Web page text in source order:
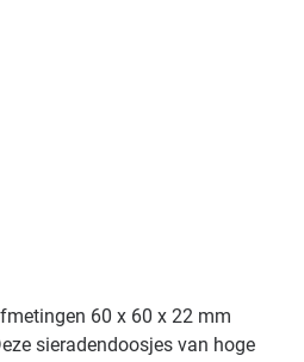
60 x 60 x 22 mm
sieradendoosjes van hoge